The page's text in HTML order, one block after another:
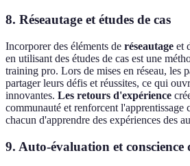
8. Réseautage et études de cas
Incorporer des éléments de réseautage et
en utilisant des études de cas est une
training pro. Lors de mises en réseau, les
partager leurs défis et réussites, ce qui
innovantes. Les retours d'expérience
communauté et renforcent l'apprentissage
chacun d'apprendre des expériences des
9. Auto-évaluation et conscience